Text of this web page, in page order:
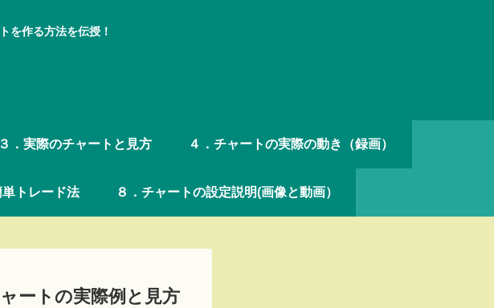
を作る方法を伝授！
３．実際のチャートと見方 ４．チャートの実際の動き（録画）
単トレード法 ８．チャートの設定説明(画像と動画）
ートの実際例と見方